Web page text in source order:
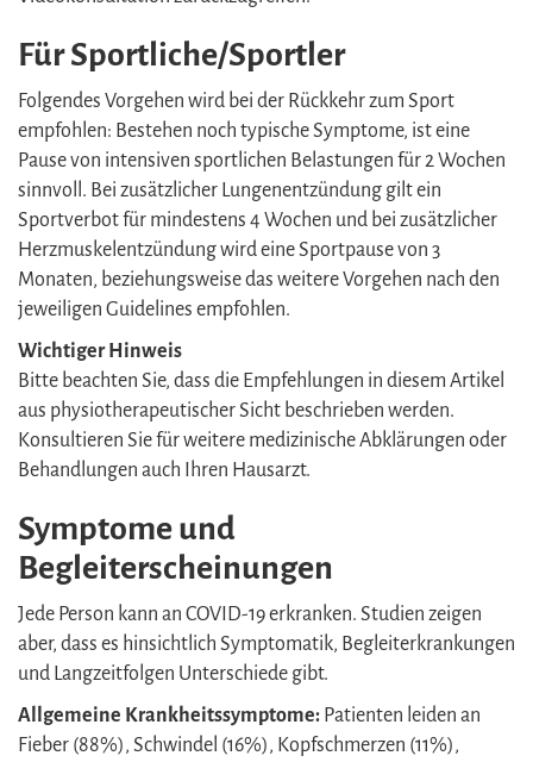
Für Sportliche/Sportler
Folgendes Vorgehen wird bei der Rückkehr zum Sport
empfohlen: Bestehen noch typische Symptome, ist eine
Pause von intensiven sportlichen Belastungen für 2 Wochen
sinnvoll. Bei zusätzlicher Lungenentzündung gilt ein
Sportverbot für mindestens 4 Wochen und bei zusätzlicher
Herzmuskelentzündung wird eine Sportpause von 3
Monaten, beziehungsweise das weitere Vorgehen nach den
jeweiligen Guidelines empfohlen.
Wichtiger Hinweis
Bitte beachten Sie, dass die Empfehlungen in diesem Artikel
aus physiotherapeutischer Sicht beschrieben werden.
Konsultieren Sie für weitere medizinische Abklärungen oder
Behandlungen auch Ihren Hausarzt.
Symptome und
Begleiterscheinungen
Jede Person kann an COVID-19 erkranken. Studien zeigen
aber, dass es hinsichtlich Symptomatik, Begleiterkrankungen
und Langzeitfolgen Unterschiede gibt.
Allgemeine Krankheitssymptome: Patienten leiden an
Fieber (88%), Schwindel (16%), Kopfschmerzen (11%),